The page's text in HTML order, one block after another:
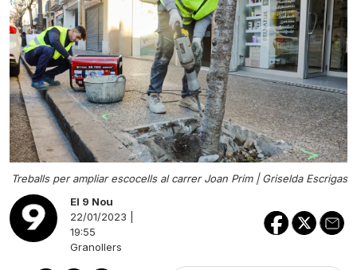
Treballs per ampliar escocells al carrer Joan Prim |Griselda Escrigas
El 9 Nou
22/01/2023 |
19:55
Granollers